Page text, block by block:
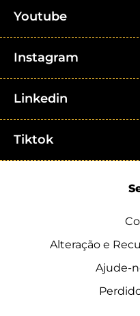
Youtube
Instagram
Linkedin
Tiktok
Alteração e
Ajude-